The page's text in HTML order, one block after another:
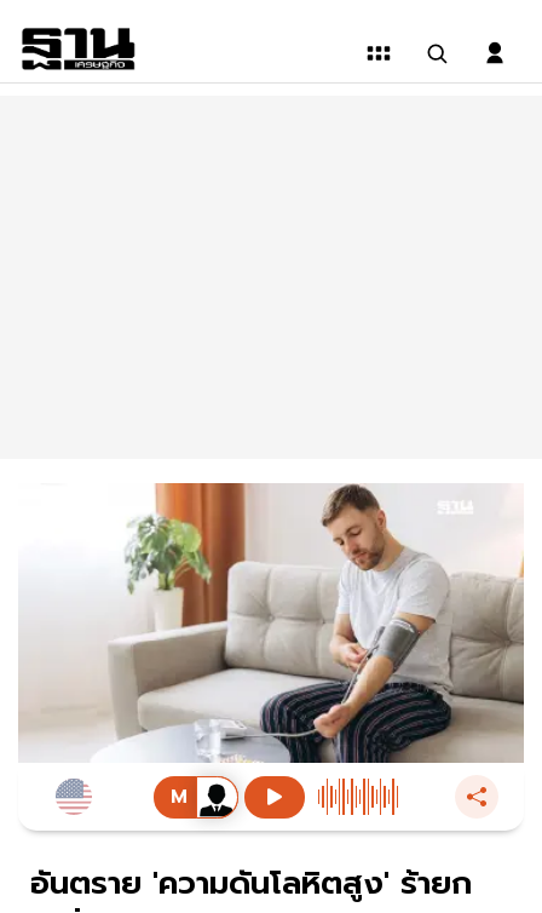
อันตราย 'ความดันโลหิตสูง' ร้ายก